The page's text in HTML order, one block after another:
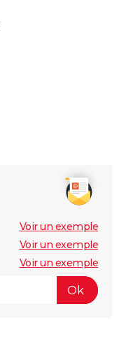
Voir un exemple
Voir un exemple
Voir un exemple